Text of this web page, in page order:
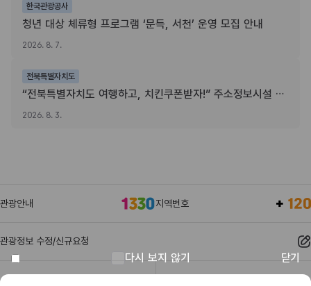
한국관광공사
청년 대상 체류형 프로그램 ‘문득, 서천’ 운영 모집 안내
2026. 8. 7.
전북특별자치도
“전북특별자치도 여행하고, 치킨쿠폰받자!” 주소정보시설 SNS 인증이벤트
2026. 8. 3.
다시 보지 않기 닫기
관광안내 지역번호
관광정보 수정/신규요청
관광정보